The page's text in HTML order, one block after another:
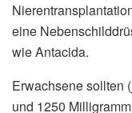
eine
wie Antacida.
Erwachsene sollten
und 1250